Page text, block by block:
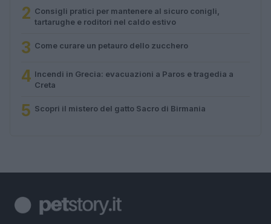
2 Consigli pratici per mantenere al sicuro conigli,
tartarughe e roditori nel caldo estivo
3 Come curare un petauro dello zucchero
4 Incendi in Grecia: evacuazioni a Paros e tragedia a
Creta
5 Scopri il mistero del gatto Sacro di Birmania